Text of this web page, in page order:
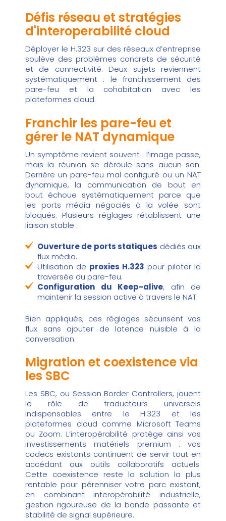
Défis réseau et stratégies
d'interoperabilité cloud
Déployer le H.323 sur des réseaux d’entreprise
soulève des problèmes concrets de sécurité
et de connectivité. Deux sujets reviennent
systématiquement : le franchissement des
pare-feu et la cohabitation avec les
plateformes cloud.
Franchir les pare-feu et
gérer le NAT dynamique
Un symptôme revient souvent : l’image passe,
mais la réunion se déroule sans aucun son.
Derrière un pare-feu mal configuré ou un NAT
dynamique, la communication de bout en
bout échoue systématiquement parce que
les ports média négociés à la volée sont
bloqués. Plusieurs réglages rétablissent une
liaison stable :
Ouverture de ports statiques dédiés aux
flux média.
Utilisation de proxies H.323 pour piloter la
traversée du pare-feu.
Configuration du Keep-alive, afin de
maintenir la session active à travers le NAT.
Bien appliqués, ces réglages sécurisent vos
flux sans ajouter de latence nuisible à la
conversation.
Migration et coexistence via
les SBC
Les SBC, ou Session Border Controllers, jouent
le rôle de traducteurs universels
indispensables entre le H.323 et les
plateformes cloud comme Microsoft Teams
ou Zoom. L’interopérabilité protège ainsi vos
investissements matériels premium : vos
codecs existants continuent de servir tout en
accédant aux outils collaboratifs actuels.
Cette coexistence reste la solution la plus
rentable pour pérenniser votre parc existant,
en combinant interopérabilité industrielle,
gestion rigoureuse de la bande passante et
stabilité de signal supérieure.